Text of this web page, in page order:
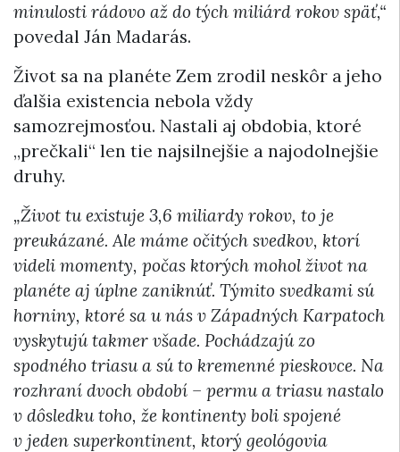
minulosti rádovo až do tých miliárd rokov späť,“
povedal Ján Madarás.
Život sa na planéte Zem zrodil neskôr a jeho
ďalšia existencia nebola vždy
samozrejmosťou. Nastali aj obdobia, ktoré
„prečkali“ len tie najsilnejšie a najodolnejšie
druhy.
„Život tu existuje 3,6 miliardy rokov, to je
preukázané. Ale máme očitých svedkov, ktorí
videli momenty, počas ktorých mohol život na
planéte aj úplne zaniknúť. Týmito svedkami sú
horniny, ktoré sa u nás v Západných Karpatoch
vyskytujú takmer všade. Pochádzajú zo
spodného triasu a sú to kremenné pieskovce. Na
rozhraní dvoch období – permu a triasu nastalo
v dôsledku toho, že kontinenty boli spojené
v jeden superkontinent, ktorý geológovia